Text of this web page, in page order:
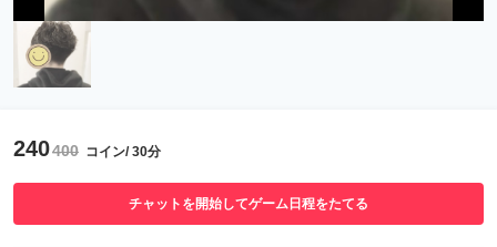
240400 コイン/ 30分
チャットを開始してゲーム日程をたてる